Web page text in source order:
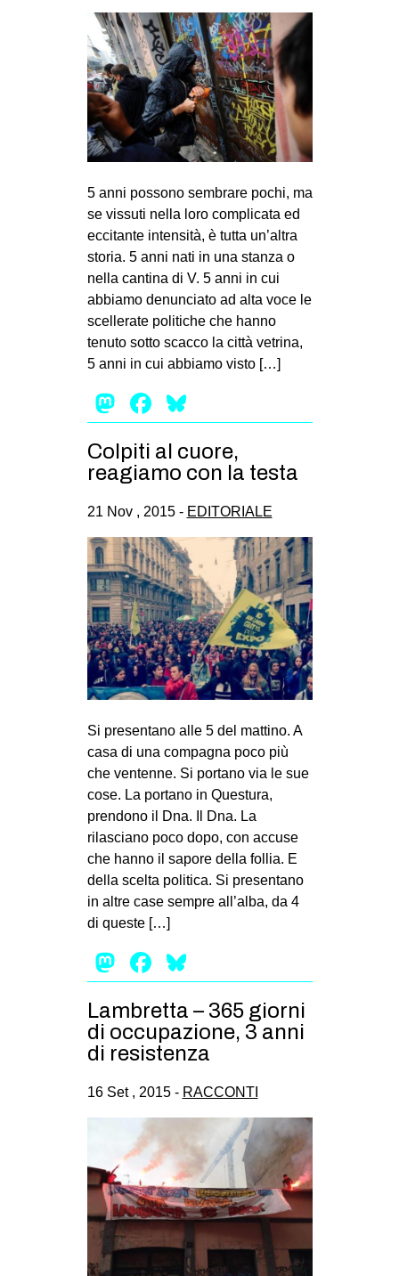
5 anni possono sembrare pochi, ma
se vissuti nella loro complicata ed
eccitante intensità, è tutta un’altra
storia. 5 anni nati in una stanza o
nella cantina di V. 5 anni in cui
abbiamo denunciato ad alta voce le
scellerate politiche che hanno
tenuto sotto scacco la città vetrina,
5 anni in cui abbiamo visto […]
Mastodon
Facebook
Colpiti al cuore,
reagiamo con la testa
21 Nov , 2015 - EDITORIALE
Si presentano alle 5 del mattino. A
casa di una compagna poco più
che ventenne. Si portano via le sue
cose. La portano in Questura,
prendono il Dna. Il Dna. La
rilasciano poco dopo, con accuse
che hanno il sapore della follia. E
della scelta politica. Si presentano
in altre case sempre all’alba, da 4
di queste […]
Mastodon
Facebook
Lambretta – 365 giorni
di occupazione, 3 anni
di resistenza
16 Set , 2015 - RACCONTI